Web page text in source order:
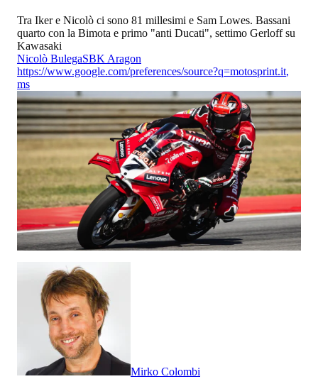
Tra Iker e Nicolò ci sono 81 millesimi e Sam Lowes. Bassani
quarto con la Bimota e primo "anti Ducati", settimo Gerloff su
Kawasaki
Nicolò BulegaSBK Aragon
https://www.google.com/preferences/source?q=motosprint.it,
ms
Mirko Colombi